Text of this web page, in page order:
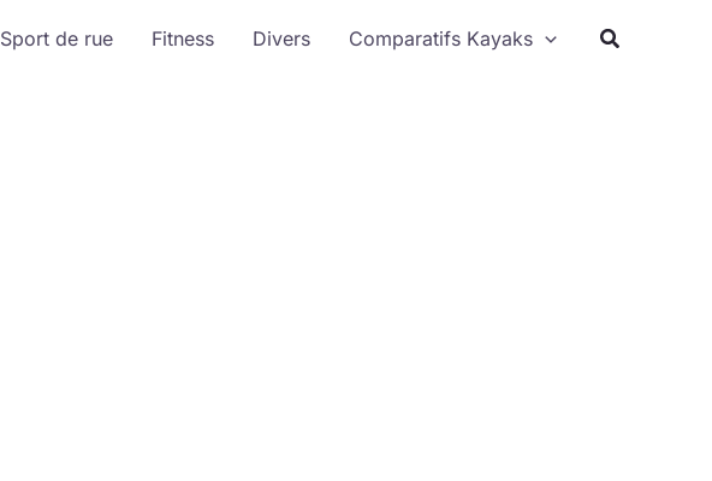
Sport de rue Fitness Divers Comparatifs Kayaks